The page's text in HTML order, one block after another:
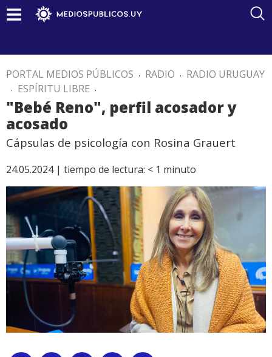
PORTAL MEDIOS PÚBLICOS . RADIO . RADIO URUGUAY
. ESPÍRITU LIBRE .
"Bebé Reno", perfil acosador y
acosado
Cápsulas de psicología con Rosina Grauert
24.05.2024 | tiempo de lectura: < 1 minuto